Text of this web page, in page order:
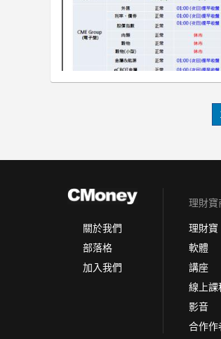
關於我們
部落格
加入我們
理財寶
理財寶
軟體
講座
線上課
影音
合作作